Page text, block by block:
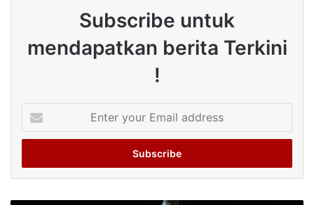
Subscribe untuk
mendapatkan berita Terkini
!
your
Email